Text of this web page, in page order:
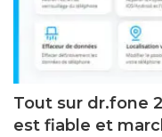
Tout sur dr.fone
est fiable et